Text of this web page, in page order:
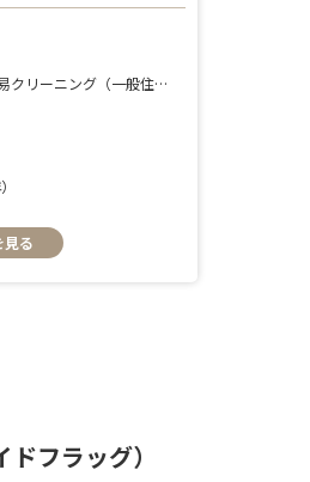
中古住宅購入後の簡易クリーニング（一般住宅）
見る
フラッグ）